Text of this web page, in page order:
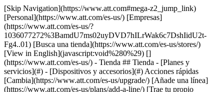
[Skip Navigation](https://www.att.com#mega-z2_jump_link) [Personal](https://www.att.com/es-us/) [Empresas](https://www.att.com/es-us/?1036077272%3BamdU7ms02uyDVD7hILrWak6c7DshIidU2t-Fg4..01) [Busca una tienda](https://www.att.com/es-us/stores/) [View in English](javascript:void%280%29) [](https://www.att.com/es-us/) - Tienda ## Tienda - [Planes y servicios](#) - [Dispositivos y accesorios](#) Acciones rápidas [Cambia](https://www.att.com/es-us/upgrade/) [Añade una línea](https://www.att.com/es-us/plans/add-a-line/) [Trae tu propio teléfono](https://www.att.com/es-us/wireless/byod/) [Cambia y ahorra](https://www.att.com/es-us/wireless/switch-and-save/) ### Paquetes - [Explorar paquetes](https://www.att.com/es-us/bundles/) - [AT&T OneConnect](https://www.att.com/es-us/oneconnect/) - [Build-A-Plan](https://www.att.com/es-us/plans/build-a-plan) - [Internet + servicio móvil](https://www.att.com/es-us/bundles/internet-wireless/) - [Internet + teléfono residencial](https://www.att.com/es-us/home-phone/) - [Clientes 55+](https://www.att.com/es-us/bundles/55-plus-internet-wireless/) ### Móvil - [Explora servicio móvil](https://www.att.com/es-us/wireless/) - [Planes de teléfonos](https://www.att.com/es-us/plans/wireless/) - [Cobertura de la red](https://www.att.com/es-us/maps/wireless-coverage.html) - [Prepago](https://www.att.com/es-us/prepaid/) - [Adicionales internacionales](https://www.att.com/es-us/international/) - [Auto conectado](https://www.att.com/es-us/plans/connected-car/) ### Internet residencial - [Explora internet residencial](https://www.att.com/es-us/internet/) - [Ve la disponibilidad](https://www.att.com/es-us/buy/internet/plans/) - [AT&T Fiber](https://www.att.com/es-us/internet/fiber/) - [AT&T Internet Air](https://www.att.com/es-us/internet/internet-air/) - [Teléfono residencial](https://www.att.com/es-us/home-phone/services/) [__Ahorra a lo grande en todo__ __regreso a clases__ \ Ver ofertas](https://www.att.com/es-us/deals/back-to-school/) Últimas novedades [Samsung Galaxy Z Fold8](https://www.att.com/es-us/buy/phones/samsung-galaxy-z-fold8.html) [iPhone 17 Pro](https://www.att.com/es-us/buy/phones/apple-iphone-17-pro.html) [AirPods Pro 3](https://www.att.com/es-us/buy/accessories/Headphones/apple-airpods-pro-3.html) [Google Pixel 10 Pro](https://www.att.com/es-us/buy/phones/google-pixel-10-pro.html) ### Dispositivos - [Teléfonos](https://www.att.com/es-us/buy/phones/) - [Teléfonos prepagados](https://www.att.com/es-us/buy/prepaid-phones/) - [Tablets](https://www.att.com/es-us/buy/tablets/) - [Relojes inteligentes](https://www.att.com/es-us/buy/wearables/) - [Usado certificado de AT&T](https://www.att.com/es-us/buy/phones/browse/att-certified-preowned) ### Accesorios - [Ver todos los accesorios](https://www.att.com/es-us/accessories/) - [Estuches](https://www.att.com/es-us/buy/accessories/browse/cases/) - [Cargadores](https://www.att.com/es-us/buy/accessories/browse/chargers/) - [Protector para pantalla](https://www.att.com/es-us/buy/accessories/browse/screen-protectors/) - [Audífonos](https://www.att.com/es-us/buy/accessories/browse/headphones/) ### Brands - [Apple](https://www.att.com/es-us/buy/phones/browse/apple/) - [Samsung](https://www.att.com/es-us/buy/phones/browse/samsung/) - [Motorola](https://www.att.com/es-us/buy/phones/browse/motorola/) - [Google](https://www.att.com/es-us/buy/phones/browse/google/) - [Meta](https://www.att.com/es-us/buy/accessories/browse/all/meta/) [__Obtén el nuevo Samsung Galaxy Z Fold8 por $0 con intercambio elegible__ \ Reserva](https://www.att.com/es-us/buy/phones/samsung-galaxy-z-fold8.html) - Ofertas ## Ofertas - [Nuevos y destacados](#) - [Descuentos para clientes](#) Destacados [Ve todas las ofertas](https://www.att.com/es-us/deals/) [Ofertas de servicio móvil](https://www.att.com/es-us/deals/cell-phone-deals/) [Ofertas de internet](https://www.att.com/es-us/deals/internet/) [Ofertas de intercambio](https://www.att.com/es-us/buy/phones/browse/tradeinoffer/) [Sin ofertas de intercambio](https://www.att.com/es-us/buy/phones/browse/nontradeinoffer/) ### Ofertas de tendencia - [Samsung Galaxy](https://www.att.com/es-us/buy/phones/browse/samsung_hasdeals_value_nontradeinoffer_tradeinoffer/) - [Apple iPhone](https://www.att.com/es-us/buy/phones/browse/apple_hasdeals_value_nontradeinoffer_tradeinoffer/) - [Menos de $50](https://www.att.com/es-us/buy/accessories/browse/all/price-range-25-50_price-range-5-25_5-and-under/) - [Ofertas de regreso a clases](https://www.att.com/es-us/deals/back-to-school/) ### Ofertas de dispositivos y accesorios - [Teléfonos](https://www.att.com/es-us/buy/phones/browse/hasdeals_value_nontradeinoffer_tradeinoffer/) - [Teléfonos prepagados](https://www.att.com/es-us/buy/prepaid-phones/browse/hasdeals/) - [Tablets](https://www.att.com/es-us/buy/tablets/browse/hasdeals_nontradeinoffer/) - [Relojes inteligentes](https://www.att.com/es-us/buy/wearables/browse/hasdeals_nontradeinoffer/) - [Ofertas de accesorios](https://www.att.com/es-us/buy/accessories/browse/all/deals/) ### Suscripciones - [AT&T OneConnect](https://www.att.com/es-us/oneconnect/) [__Cámbiate a AT&T y averigua cómo obtener hasta $800 por línea para terminar tu contrato__ \ Compra ahora](https://www.att.com/es-us/buy/phones/) ### Descuentos por ocupación - [Empleados de empresas](https://www.att.com/es-us/verification/signaturehub/#employment) - [Militares y veteranos](https://www.att.com/es-us/offers/discount-program/military-discount/) - [Maestros](https://www.att.com/es-us/offers/discount-program/teacher/) - [Enfermeros y médicos](https://www.att.com/es-us/verification/signaturehub/#medical) - [Personal de emergencias activo](https://www.att.com/es-us/firstnetandfamily/) ### Descuentos por afiliación - [Clientes 55+](https://www.att.com/es-us/verification/signaturehub/#age) - [Personal retirado del servicio de emergencia](https://www.att.com/es-us/offers/discount-program/retired-responders/) - [Trabajadores de sindicatos](https://www.att.com/es-us/offers/discount-program/union-discount/) - [Estudiantes](https://www.att.com/es-us/verification/signaturehub/#student) ### Ahorros para socios - [Descuento con tarjeta de crédito](https://www.att.com/es-us/?1036077272%3BamdU7ms02uyDVD7hIidU2t-FgOyvGkzT7uyJVm497PywgLdW2iYTVis9IZcUaO3.z1) - [Beneficios y más](https://andmorebenefits.att.com/root-discovery) [__Maestros: ahorra hasta $150 por línea y hasta un 20% en planes__ \ Obtén detalles](https://www.att.com/es-us/offers/discount-program/teacher/) - La diferencia de AT&T ## La diferencia de AT&T - [Nuestra ventaja competitiva](#) ### ¿Por qué elegirnos? - [Garantía AT&T](https://www.att.com/es-us/why-att/guarantee/) - [Por qué AT&T](https://www.att.com/es-us/why-att/) - [AT&T vs. T-Mobile y Verizon](https://www.att.com/es-us/wireless/switch-and-save/#compare-us) - [AT&T Fiber vs. Spectrum y Xfinity](https://www.att.com/es-us/internet/fiber/#compare-us) - [Prueba AT&T gratis](https://www.att.com/es-us/wireless/free-trial/) - [Cambia y ahorra](https://www.att.com/es-us/wireless/switch-and-save/) ### Cobertura excepcional - [Mapa de cobertura 5G](https://www.att.com/es-us/maps/wireless-coverage.html) - [Mapa de cobertura de fibra óptica](https://www.att.com/es-us/internet/fiber/coverage-map/) [__La mejor garantía de Estados Unidos__ \ Obtén detalles](https://www.att.com/es-us/why-att/guarantee/) - Ayuda ## Ayuda - [Factura y cuenta](#) - [Móvil](#) - [Internet](#) Acciones rápidas [Ve toda la ayuda](https://www.att.com/es-us/support/) [Ver mi cuenta](https://www.att.com/es-us/acctmgmt/overview) [Centro de pagos](https://www.att.com/es-us/acctmgmt/mypaymentcenter) [Centro de facturación](https://www.att.com/es-us/acctmgmt/billing/mybillingcenter) ### Factura y pagos - [Comprende tu factura](https://www.att.com/es-us/support/my-account/understand-your-bill/) - [Averigua por qué tu factura cambió](https://www.att.com/es-us/support/article/my-account/KM1051879/) - [Configura y administra AutoPay](https://www.att.com/es-us/acctmgmt/mypaymentcenter?intent=MANAGEAUTOPAY) - [Ve las cuotas de los dispositivos](https://www.att.com/es-us/acctmgmt/payment/installmentplandetails) - [Pagar sin iniciar sesión](https://www.att.com/es-us/acctmgmt/fastpmt/fastpay) ### Cuenta - [Cambiar o restablecer contraseña](https://www.att.com/es-us/support/article/my-account/KM1008941/) - [Añade o elimina cuentas](https://www.att.com/es-us/support/article/my-account/KM1008925/) - [Traslada el servicio de internet](https://www.att.com/es-us/help/moving/) - [Ve tus pedidos y reclamaciones](https://www.att.com/es-us/orders/history) - [Más ayuda con la cuenta](https://www.att.com/es-us/support/my-account/) [__La mejor garantía de Estados Unidos__ \ Obtén detalles](https://www.att.com/es-us/why-att/guarantee/) Acciones rápidas [Administrar mi servicio móvil](https://www.att.com/es-us/acctmgmt/mywireless) [Rastrear mi pedido](https://www.att.com/es-us/orders/history) [Añade AT&T International Day Pass](https://www.att.com/es-us/acctmgmt/signin?intent=DEEPLINK&soc=IRRLHDF&level=CAT&source=ILC242589969&wtExtndSource=Megamenu) ### Mi dispositivo - [Verificar mi uso](https://www.att.com/es-us/acctmgmt/usage/mysummary) - [Administra complementos](https://www.att.com/es-us/acctmgmt/wireless/manage-addon) - [Cambiar mi plan](https://www.att.com/es-us/acctmgmt/mywireless/manageplan/) - [Añade una línea](https://www.att.com/es-us/buy/postpaid/?wlsfi=AL) - [Consultar los requisitos de cambio](https://www.att.com/es-us/buy/postpaid/?wlsfi=up) - [Activa un dispositivo móvil](https://www.att.com/es-us/